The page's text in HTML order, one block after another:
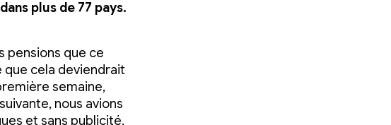
plus de 77 pays.
pensions que ce
que cela deviendrait
semaine,
nous avions
et sans publicité.